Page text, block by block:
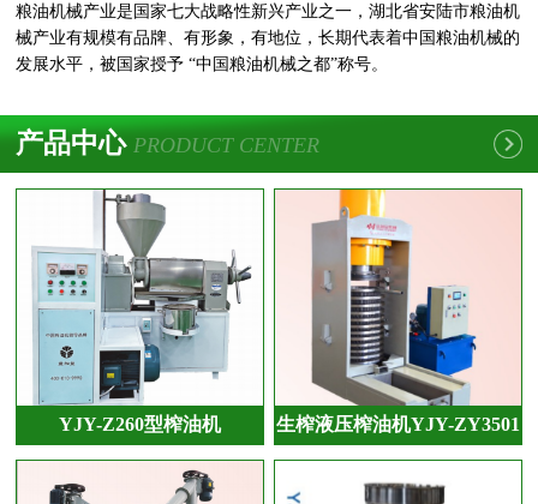
粮油机械产业是国家七大战略性新兴产业之一，湖北省安陆市粮油机
械产业有规模有品牌、有形象，有地位，长期代表着中国粮油机械的
发展水平，被国家授予 “中国粮油机械之都”称号。
产品中心 PRODUCT CENTER
YJY-Z260型榨油机 生榨液压榨油机YJY-ZY3501